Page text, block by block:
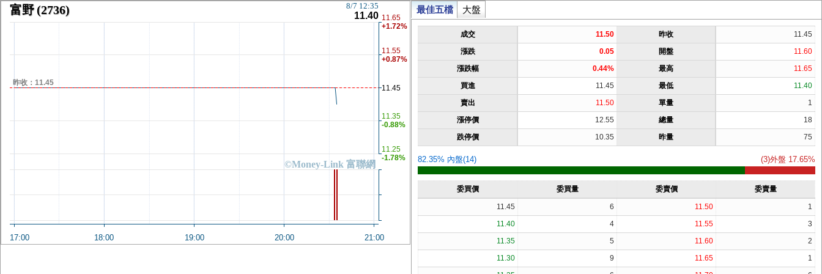
富野(2736)
©Money-Link 富聯網
8/7 12:35
11.40
昨收：11.45
17:00 18:00 19:00 20:00 21:00
11.25
-1.78%
11.35
-0.88%
11.45
11.55
+0.87%
11.65
+1.72%
最佳五檔 大盤
成交 11.50 昨收
11.45
漲跌
0.05 開盤
11.60
漲跌幅
0.44% 最高
11.65
買進
11.45 最低
11.40
賣出
11.50 單量
1
漲停價
12.55 總量
18
跌停價
10.35 昨量 75
82.35% 內盤(14) (3)外盤 17.65%
委買價 委買量 委賣價 委賣量
11.45 6 11.50
1
11.40
4 11.55
3
11.35
5 11.60
2
11.30
9 11.65
1